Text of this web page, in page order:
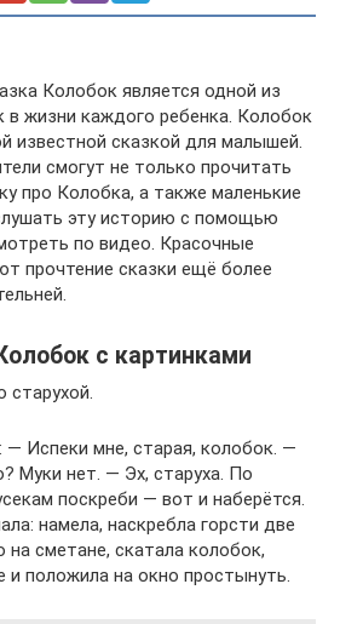
Колобок является одной из
в жизни каждого ребенка. Колобок
известной сказкой для малышей.
смогут не только прочитать
про Колобка, а также маленькие
эту историю с помощью
по видео. Красочные
прочтение сказки ещё более
с картинками
старухой.
— Испеки мне, старая, колобок. —
Муки нет. — Эх, старуха. По
поскреби — вот и наберётся.
намела, наскребла горсти две
на сметане, скатала колобок,
и положила на окно простынуть.